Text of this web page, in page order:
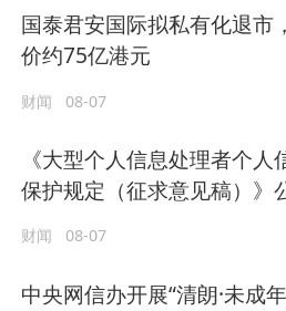
国泰君安国际拟私有化退市
价约75亿港元
财闻 08-07
《大型个人信息处理者个人
保护规定（征求意见稿）》
财闻 08-07
中央网信办开展“清朗·未成